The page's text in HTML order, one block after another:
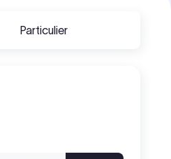
Particulier